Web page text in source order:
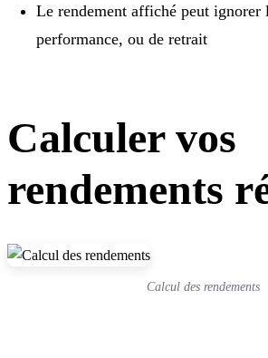
Le rendement affiché peut ignorer
performance, ou de retrait
Calculer vos
rendements
Calcul des rendements